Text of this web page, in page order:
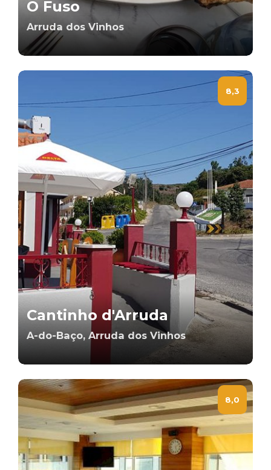
O Fuso
Arruda dos Vinhos
8,3
Cantinho d'Arruda
A-do-Baço, Arruda dos Vinhos
8,0